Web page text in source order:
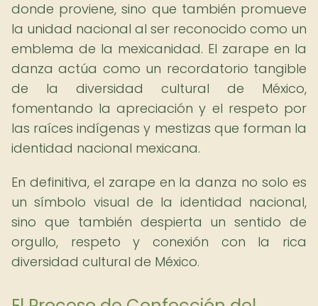
donde proviene, sino que también promueve
la unidad nacional al ser reconocido como un
emblema de la mexicanidad. El zarape en la
danza actúa como un recordatorio tangible
de la diversidad cultural de México,
fomentando la apreciación y el respeto por
las raíces indígenas y mestizas que forman la
identidad nacional mexicana.
En definitiva, el zarape en la danza no solo es
un símbolo visual de la identidad nacional,
sino que también despierta un sentido de
orgullo, respeto y conexión con la rica
diversidad cultural de México.